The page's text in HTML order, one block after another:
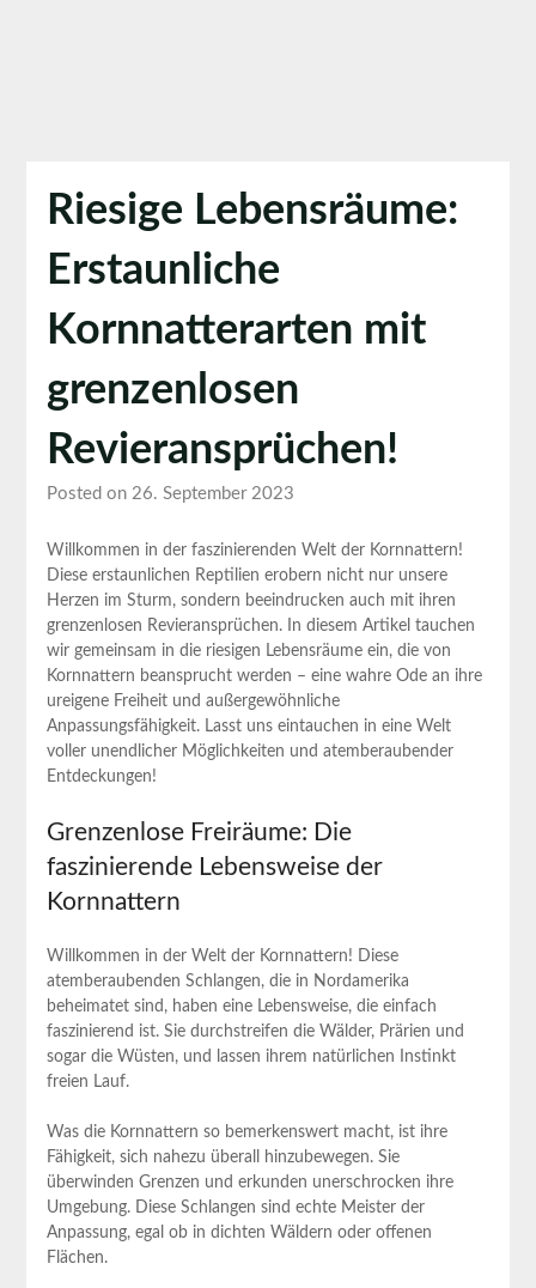
Riesige Lebensräume:
Erstaunliche
Kornnatterarten mit
grenzenlosen
Revieransprüchen!
Posted on 26. September 2023
Willkommen in der faszinierenden Welt der Kornnattern!
Diese erstaunlichen Reptilien erobern nicht nur unsere
Herzen im Sturm, sondern beeindrucken auch mit ihren
grenzenlosen Revieransprüchen. In diesem Artikel tauchen
wir gemeinsam in die riesigen Lebensräume ein, die von
Kornnattern beansprucht werden – eine wahre Ode an ihre
ureigene Freiheit und außergewöhnliche
Anpassungsfähigkeit. Lasst uns eintauchen in eine Welt
voller unendlicher Möglichkeiten und atemberaubender
Entdeckungen!
Grenzenlose Freiräume: Die
faszinierende Lebensweise der
Kornnattern
Willkommen in der Welt der Kornnattern! Diese
atemberaubenden Schlangen, die in Nordamerika
beheimatet sind, haben eine Lebensweise, die einfach
faszinierend ist. Sie durchstreifen die Wälder, Prärien und
sogar die Wüsten, und lassen ihrem natürlichen Instinkt
freien Lauf.
Was die Kornnattern so bemerkenswert macht, ist ihre
Fähigkeit, sich nahezu überall hinzubewegen. Sie
überwinden Grenzen und erkunden unerschrocken ihre
Umgebung. Diese Schlangen sind echte Meister der
Anpassung, egal ob in dichten Wäldern oder offenen
Flächen.